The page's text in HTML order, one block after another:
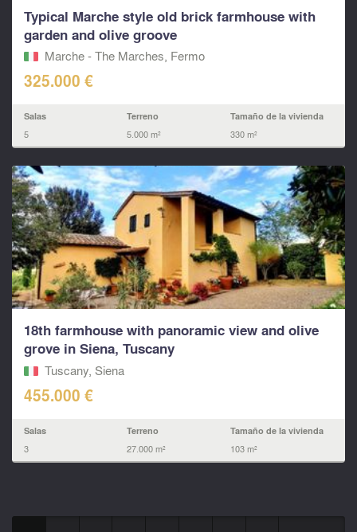
Typical Marche style old brick farmhouse with
garden and olive groove
Marche - The Marches, Fermo‎
325.000 €
Salas
5
Terreno
5.000 m²
Tamaño de la vivienda
330 m²
18th farmhouse with panoramic view and olive
grove in Siena, Tuscany
Tuscany, Siena
455.000 €
Salas
3
Terreno
27.000 m²
Tamaño de la vivienda
103 m²